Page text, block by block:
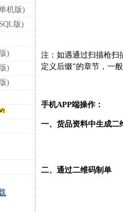
机版)
版)
)
)
)
注：如遇通过扫描枪扫
定义后缀”的章节，一
手机APP端操作：
一、 货品资料中生成二
二、通过二维码制单